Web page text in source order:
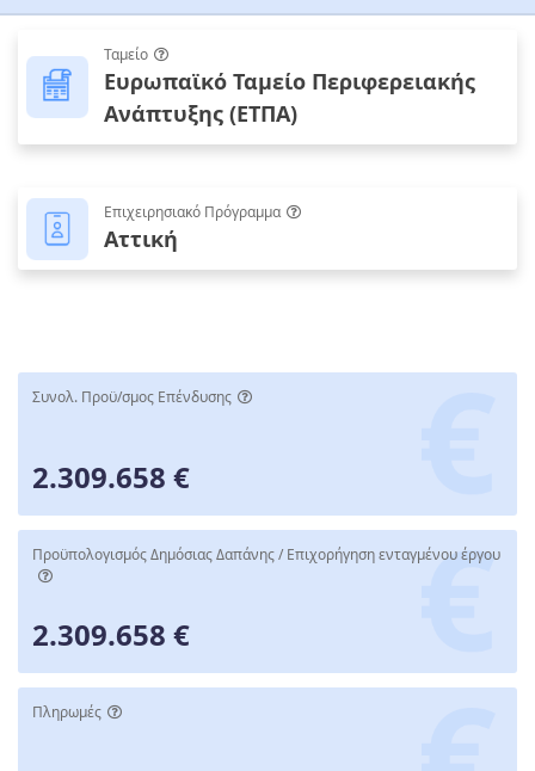
Ταμείο
Ευρωπαϊκό Ταμείο Περιφερειακής
Ανάπτυξης (ΕΤΠΑ)
Επιχειρησιακό Πρόγραμμα
Αττική
Συνολ. Προϋ/σμος Επένδυσης
2.309.658 €
Προϋπολογισμός Δημόσιας Δαπάνης / Επιχορήγηση ενταγμένου έργου
2.309.658 €
Πληρωμές